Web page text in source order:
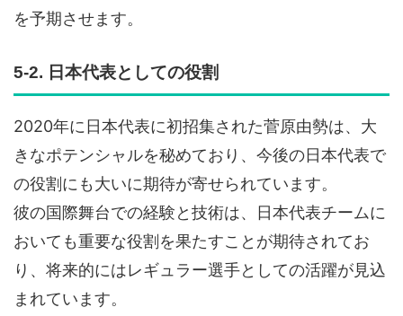
を予期させます。
5-2. 日本代表としての役割
2020年に日本代表に初招集された菅原由勢は、大
きなポテンシャルを秘めており、今後の日本代表で
の役割にも大いに期待が寄せられています。
彼の国際舞台での経験と技術は、日本代表チームに
おいても重要な役割を果たすことが期待されてお
り、将来的にはレギュラー選手としての活躍が見込
まれています。